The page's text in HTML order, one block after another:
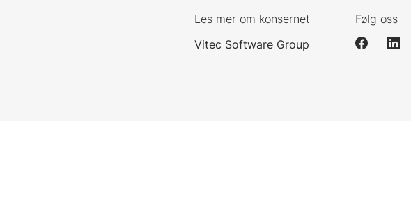
Les mer om konsernet
Vitec Software Group
Følg oss